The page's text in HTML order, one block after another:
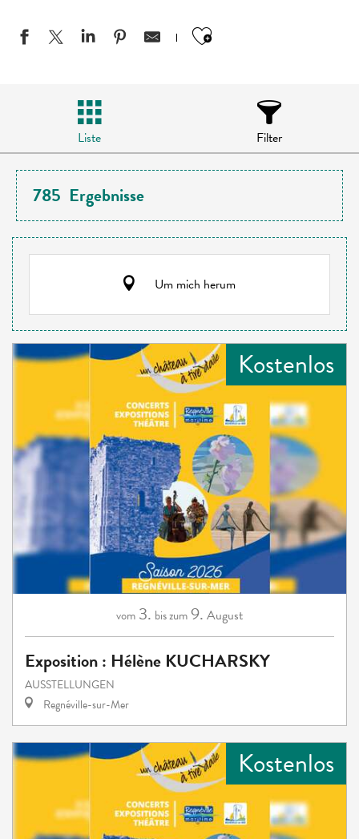
Ajouter aux
Liste Filter
785 Ergebnisse
Um mich herum
Kostenlos
vom 3. bis zum9. August
Exposition : Hélène KUCHARSKY
AUSSTELLUNGEN
Regnéville-sur-Mer
Kostenlos